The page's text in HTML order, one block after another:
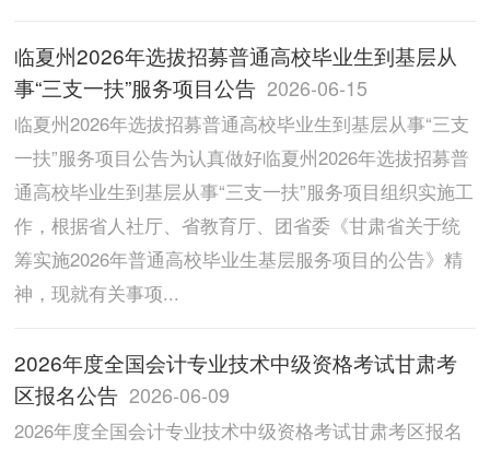
临夏州2026年选拔招募普通高校毕业生到基层从
事“三支一扶”服务项目公告 2026-06-15
临夏州2026年选拔招募普通高校毕业生到基层从事“三支
一扶”服务项目公告为认真做好临夏州2026年选拔招募普
通高校毕业生到基层从事“三支一扶”服务项目组织实施工
作，根据省人社厅、省教育厅、团省委《甘肃省关于统
筹实施2026年普通高校毕业生基层服务项目的公告》精
神，现就有关事项...
2026年度全国会计专业技术中级资格考试甘肃考
区报名公告 2026-06-09
2026年度全国会计专业技术中级资格考试甘肃考区报名